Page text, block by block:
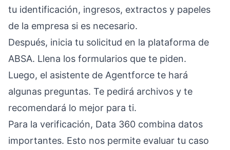
tu identificación, ingresos, extractos y papeles
de la empresa si es necesario.
Después, inicia tu solicitud en la plataforma de
ABSA. Llena los formularios que te piden.
Luego, el asistente de Agentforce te hará
algunas preguntas. Te pedirá archivos y te
recomendará lo mejor para ti.
Para la verificación, Data 360 combina datos
importantes. Esto nos permite evaluar tu caso